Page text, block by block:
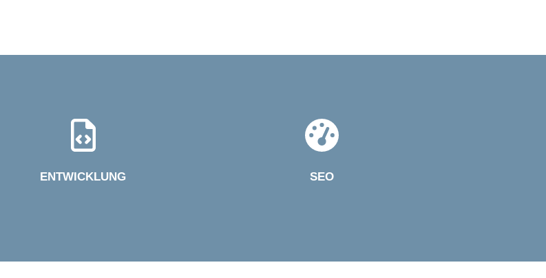
ENTWICKLUNG SEO